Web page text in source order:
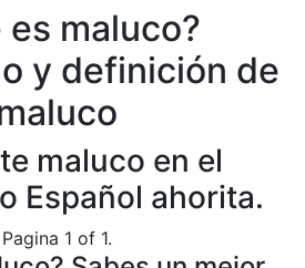
es maluco?
y definición de
maluco en el
Español ahorita.
Pagina 1 of 1.